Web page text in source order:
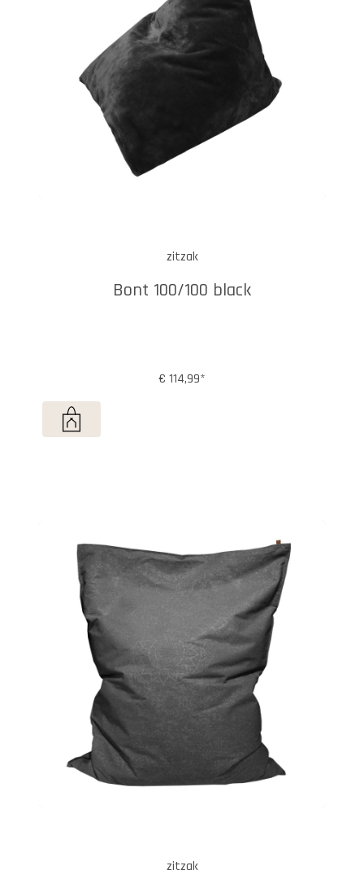
zitzak
Bont 100/100 black
€ 114,99*
zitzak